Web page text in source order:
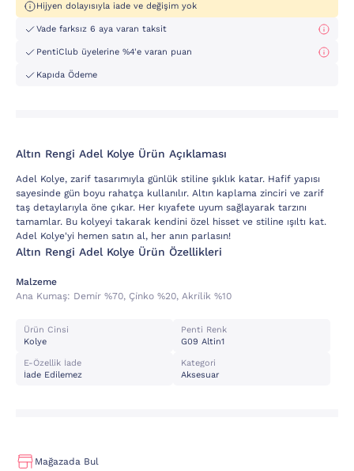
Hijyen dolayısıyla iade ve değişim yok
Vade farksız 6 aya varan taksit
PentiClub üyelerine %4'e varan puan
Kapıda Ödeme
Altın Rengi Adel Kolye Ürün Açıklaması
Adel Kolye, zarif tasarımıyla günlük stiline şıklık katar. Hafif yapısı
sayesinde gün boyu rahatça kullanılır. Altın kaplama zinciri ve zarif
taş detaylarıyla öne çıkar. Her kıyafete uyum sağlayarak tarzını
tamamlar. Bu kolyeyi takarak kendini özel hisset ve stiline ışıltı kat.
Adel Kolye'yi hemen satın al, her anın parlasın!
Altın Rengi Adel Kolye Ürün Özellikleri
Malzeme
Ana Kumaş: Demi̇r %70, Çi̇nko %20, Akri̇li̇k %10
Ürün Cinsi
Kolye
Penti Renk
G09 Altin1
E-Özellik İade
İade Edilemez
Kategori
Aksesuar
Mağazada Bul